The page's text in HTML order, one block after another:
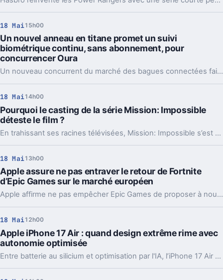
18 Mai15h00
Un nouvel anneau en titane promet un suivi
biométrique continu, sans abonnement, pour
concurrencer Oura
Un nouveau concurrent du marché des bagues connectées fait son apparition : doté d’un design en titane et offrant un suivi biométrique en continu, ce modèle se distingue par l’absence d’abonnement mensuel pour accéder à ses fonctionnalités.
18 Mai14h00
Pourquoi le casting de la série Mission: Impossible
déteste le film ?
En trahissant ses racines télévisées, Mission: Impossible s’est réinventée en une saga cinématographique culte.
18 Mai13h00
Apple assure ne pas entraver le retour de Fortnite
d’Epic Games sur le marché européen
Apple affirme ne pas empêcher Epic Games de proposer à nouveau le jeu Fortnite aux utilisateurs européens. La firme californienne répond ainsi aux accusations d’Epic, alors que la réglementation européenne impose davantage d’ouverture sur l’App Store.
18 Mai12h00
Apple iPhone 17 Air : quand design extrême rime avec
autonomie optimisée
Entre batterie au silicium et optimisation par l'IA, l’iPhone 17 Air d'Apple pourrait bien bousculer la concurrence.